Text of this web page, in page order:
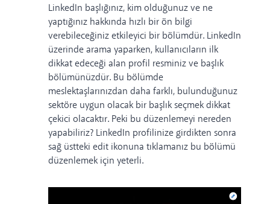
LinkedIn başlığınız, kim olduğunuz ve ne
yaptığınız hakkında hızlı bir ön bilgi
verebileceğiniz etkileyici bir bölümdür. LinkedIn
üzerinde arama yaparken, kullanıcıların ilk
dikkat edeceği alan profil resminiz ve başlık
bölümünüzdür. Bu bölümde
meslektaşlarınızdan daha farklı, bulunduğunuz
sektöre uygun olacak bir başlık seçmek dikkat
çekici olacaktır. Peki bu düzenlemeyi nereden
yapabiliriz? LinkedIn profilinize girdikten sonra
sağ üstteki edit ikonuna tıklamanız bu bölümü
düzenlemek için yeterli.